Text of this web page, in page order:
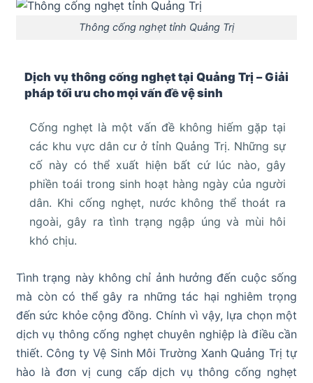
Thông cống nghẹt tỉnh Quảng Trị
Dịch vụ thông cống nghẹt tại Quảng Trị – Giải
pháp tối ưu cho mọi vấn đề vệ sinh
Cống nghẹt là một vấn đề không hiếm gặp tại
các khu vực dân cư ở tỉnh Quảng Trị. Những sự
cố này có thể xuất hiện bất cứ lúc nào, gây
phiền toái trong sinh hoạt hàng ngày của người
dân. Khi cống nghẹt, nước không thể thoát ra
ngoài, gây ra tình trạng ngập úng và mùi hôi
khó chịu.
Tình trạng này không chỉ ảnh hưởng đến cuộc sống
mà còn có thể gây ra những tác hại nghiêm trọng
đến sức khỏe cộng đồng. Chính vì vậy, lựa chọn một
dịch vụ thông cống nghẹt chuyên nghiệp là điều cần
thiết. Công ty Vệ Sinh Môi Trường Xanh Quảng Trị tự
hào là đơn vị cung cấp dịch vụ thông cống nghẹt